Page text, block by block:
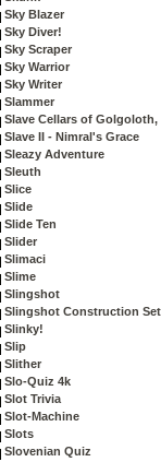
Sky Blazer
Sky Diver!
Sky Scraper
Sky Warrior
Sky Writer
Slammer
Slave Cellars of Golgoloth,
Slave II - Nimral's Grace
Sleazy Adventure
Sleuth
Slice
Slide
Slide Ten
Slider
Slimaci
Slime
Slingshot
Slingshot Construction Set
Slinky!
Slip
Slither
Slo-Quiz 4k
Slot Trivia
Slot-Machine
Slots
Slovenian Quiz